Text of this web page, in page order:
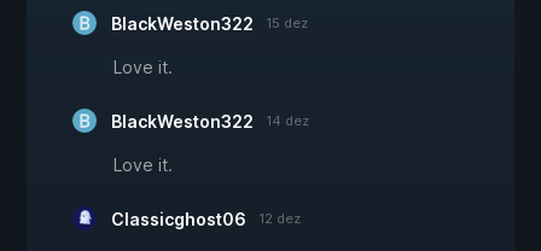
BlackWeston322 15 dez
Love it.
BlackWeston322 14 dez
Love it.
Classicghost06 12 dez